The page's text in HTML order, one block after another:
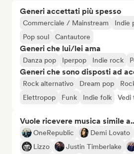
Generi accettati più spesso
Commerciale / Mainstream Indie
Pop soul
Cantautore
Generi che lui/lei ama
Danza pop Iperpop Indie rock
Generi che sono disposti ad
Rock alternativo Dream pop
Elettropop
Funk Indie folk Vedi
Vuole ricevere musica simile
OneRepublic Demi Lovato
Lizzo
Justin Timberlake